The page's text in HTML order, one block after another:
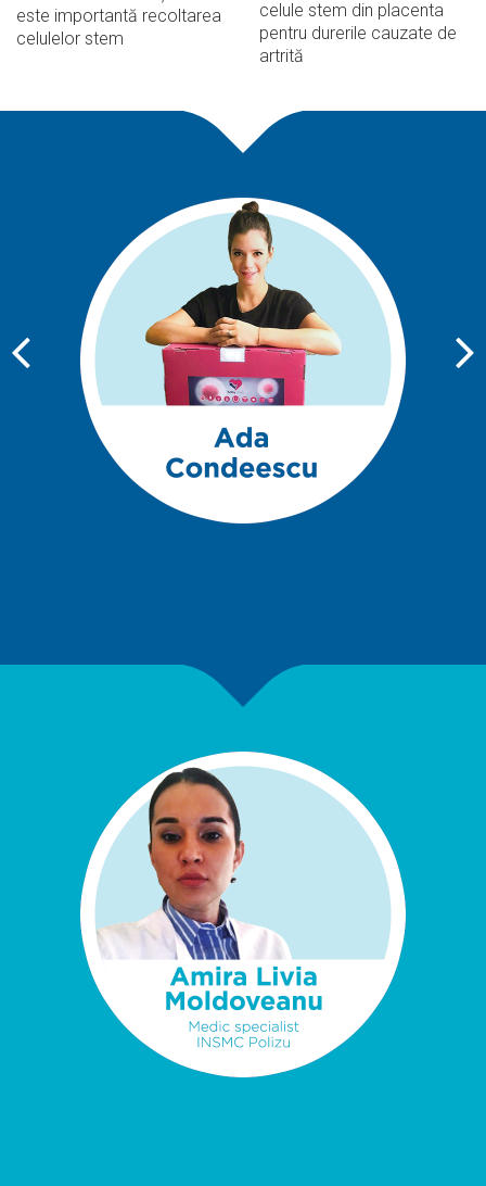
este importantă recoltarea
celulelor stem
celule stem din placenta
pentru durerile cauzate de
artrită